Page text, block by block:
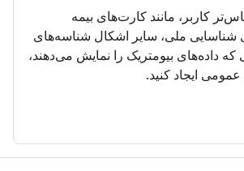
کاربر، مانند کارت‌های بیمه
ملی، سایر اشکال شناسه‌های
که داده‌های بیومتریک را نمایش می‌دهند،
ایجاد کنید.